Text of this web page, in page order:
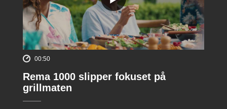
00:50
Rema 1000 slipper fokuset på
grillmaten